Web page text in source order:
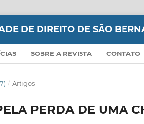
DE DIREITO DE SÃO
SOBRE A REVISTA CONTATO
/ Artigos
PERDA DE UMA